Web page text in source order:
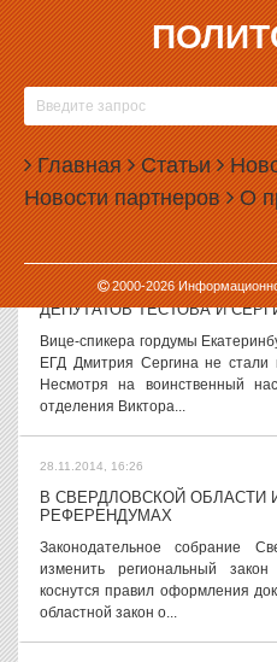
Главная Статьи
Новости партнеров О
2000-2026
28.11.2014, 18:02
СЛУХИ И ВЕРСИИ, 28 НОЯБРЯ
В администрации Куйвашева не
Предстоящие
Екатеринбурга всё
свердловского губернатора.
28.11.2014, 17:43
«ЕДИНАЯ РОССИЯ» НЕ
ДЕПУТАТОВ ТЕСТОВА И
Вице-спикера гордумы
ЕГД Дмитрия Сергина не стали
Несмотря на воинственный
отделения Виктора...
28.11.2014, 16:26
В СВЕРДЛОВСКОЙ ОБЛАСТИ
РЕФЕРЕНДУМАХ
Законодательное собрание
изменить региональный
коснутся правил оформления
областной закон о...